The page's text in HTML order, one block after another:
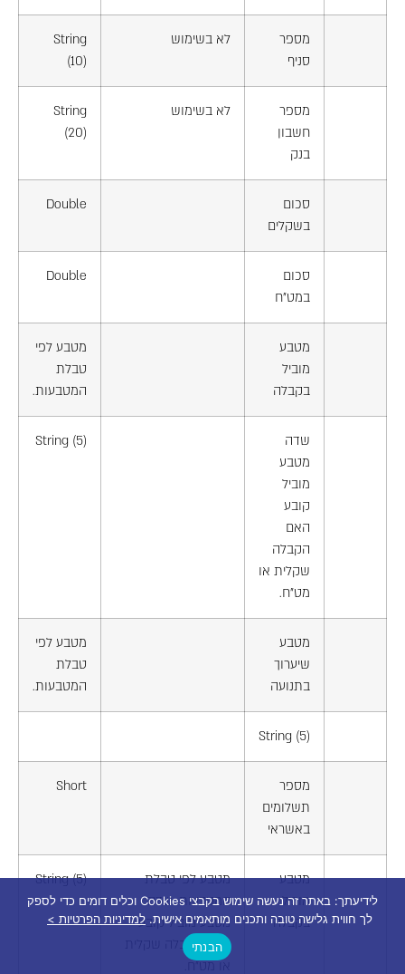
מספר
סניף
לא בשימוש
String
(10)
מספר
חשבון
בנק
לא בשימוש
String
(20)
סכום
בשקלים
Double
סכום
במט"ח
Double
מטבע
מוביל
בקבלה
מטבע לפי
טבלת
המטבעות.
שדה
מטבע
מוביל
קובע
האם
הקבלה
שקלית או
מט"ח.
String (5)
מטבע
שיערוך
בתנועה
מטבע לפי
טבלת
המטבעות.
String (5)
מספר
תשלומים
באשראי
Short
מטבע
מוביל
בקבלה
מטבע לפי טבלת
המטבעות. שדה
מטבע מוביל קובע
האם הקבלה שקלית
או מט"ח.
String (5)
לידיעתך: באתר זה נעשה שימוש בקבצי Cookies וכלים דומים כדי לספק
לך חווית גלישה טובה ותכנים מותאמים אישית. למדיניות הפרטיות >
הבנתי